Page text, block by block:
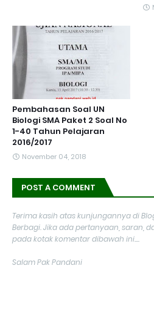
Pembahasan Soal UN
Biologi SMA Paket 2 Soal No
1-40 Tahun Pelajaran
2016/2017
November 04, 2018
POST A COMMENT
Terima kasih atas kunjungannya di
Berbagi. Jika ada pertanyaan, saran,
pada kotak komentar dibawah ini....
Salam Pak Pandani